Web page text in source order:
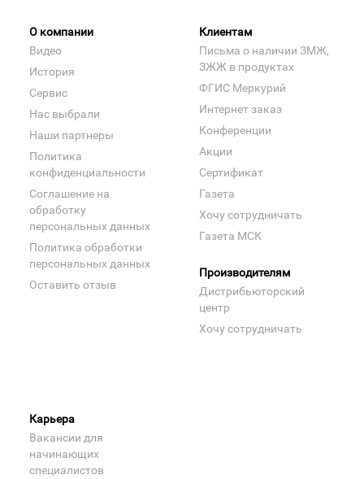
О компании
Видео
История
Сервис
Нас выбрали
Наши партнеры
Политика
конфиденциальности
Соглашение на
обработку
персональных данных
Политика обработки
персональных данных
Оставить отзыв
Клиентам
Письма о наличии ЗМЖ,
ЗЖЖ в продуктах
ФГИС Меркурий
Интернет заказ
Конференции
Акции
Сертификат
Газета
Хочу сотрудничать
Газета МСК
Производителям
Дистрибьюторский
центр
Хочу сотрудничать
Карьера
Вакансии для
начинающих
специалистов